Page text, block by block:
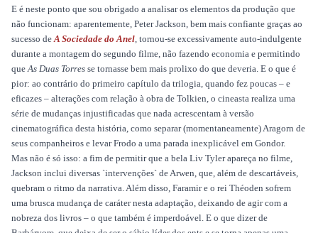
E é neste ponto que sou obrigado a analisar os elementos da produção que
não funcionam: aparentemente, Peter Jackson, bem mais confiante graças ao
sucesso deA Sociedade do Anel, tornou-se excessivamente auto-indulgente
durante a montagem do segundo filme, não fazendo economia e permitindo
queAs Duas Torres se tornasse bem mais prolixo do que deveria. E o que é
pior: ao contrário do primeiro capítulo da trilogia, quando fez poucas – e
eficazes – alterações com relação à obra de Tolkien, o cineasta realiza uma
série de mudanças injustificadas que nada acrescentam à versão
cinematográfica desta história, como separar (momentaneamente) Aragorn de
seus companheiros e levar Frodo a uma parada inexplicável em Gondor.
Mas não é só isso: a fim de permitir que a bela Liv Tyler apareça no filme,
Jackson inclui diversas `intervenções` de Arwen, que, além de descartáveis,
quebram o ritmo da narrativa. Além disso, Faramir e o rei Théoden sofrem
uma brusca mudança de caráter nesta adaptação, deixando de agir com a
nobreza dos livros – o que também é imperdoável. E o que dizer de